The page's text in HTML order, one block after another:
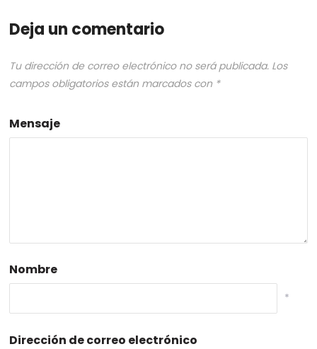
Deja un comentario
Tu dirección de correo electrónico no será publicada. Los
campos obligatorios están marcados con *
Mensaje
Nombre
*
Dirección de correo electrónico